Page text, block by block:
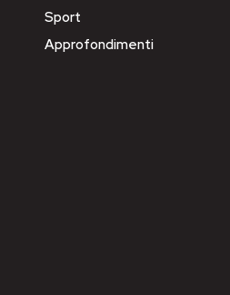
Sport
Approfondimenti